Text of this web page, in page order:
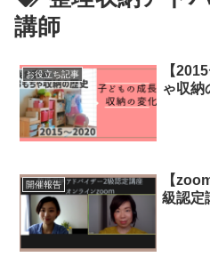
講師
お役立ち記事
【
ゃ収納
開催報告
【
級認定